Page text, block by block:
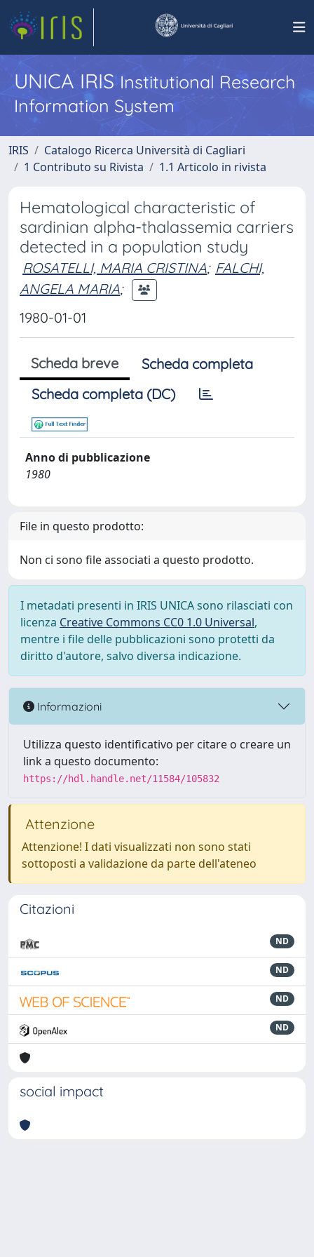
UNICA IRISInstitutional Research
Information System
IRIS
Catalogo Ricerca Università di Cagliari
1 Contributo su Rivista
1.1 Articolo in rivista
Hematological characteristic of
sardinian alpha-thalassemia carriers
detected in a population study
ROSATELLI, MARIA CRISTINA; FALCHI,
ANGELA MARIA;
1980-01-01
Scheda breve
Scheda completa
Scheda completa (DC)
Anno di pubblicazione
1980
File in questo prodotto:
Non ci sono file associati a questo prodotto.
I metadati presenti in IRIS UNICA sono rilasciati con
licenza Creative Commons CC0 1.0 Universal,
mentre i file delle pubblicazioni sono protetti da
diritto d'autore, salvo diversa indicazione.
Informazioni
Utilizza questo identificativo per citare o creare un
link a questo documento:
https://hdl.handle.net/11584/105832
Attenzione
Attenzione! I dati visualizzati non sono stati
sottoposti a validazione da parte dell'ateneo
Citazioni
ND
ND
ND
ND
social impact